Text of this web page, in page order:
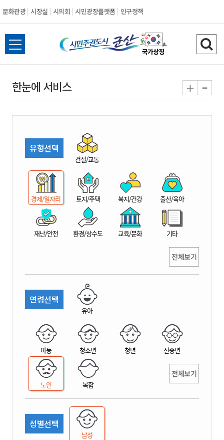
문화관광 시장실 시의회 시민광장플랫폼 인구정책
시
민
권
시
산
전
체
뉴
열
검
색
기
한눈에 서비스 + -
유형선택
건설/교통
경제/일자리 토지/주택 복지/건강 출산/육아
재난/안전 환경/상수도 교육/문화 기타
전체보기
연령선택
유아
아동 청소년 청년 신중년
노인 복합
전체보기
성별선택
남성